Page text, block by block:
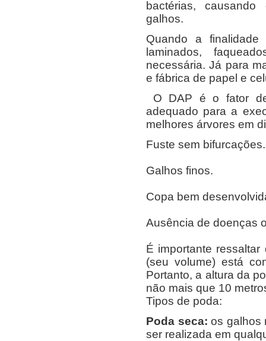
bactérias,
galhos.
Quando a
laminados,
necessária. Já para
e fábrica de papel e
O DAP é o fator
adequado para a
melhores árvores em
Fuste sem bifurcações.
Galhos finos.
Copa bem
Ausência de doenças
É importante
(seu volume) está
Portanto, a altura da
não mais que 10
Tipos de poda:
Poda seca: os galhos
ser realizada em